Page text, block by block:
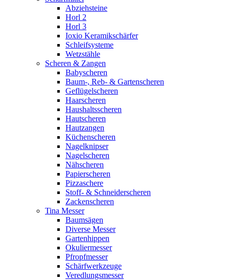
Abziehsteine
Horl 2
Horl 3
Ioxio Keramikschärfer
Schleifsysteme
Wetzstähle
Scheren & Zangen
Babyscheren
Baum-, Reb- & Gartenscheren
Geflügelscheren
Haarscheren
Haushaltsscheren
Hautscheren
Hautzangen
Küchenscheren
Nagelknipser
Nagelscheren
Nähscheren
Papierscheren
Pizzaschere
Stoff- & Schneiderscheren
Zackenscheren
Tina Messer
Baumsägen
Diverse Messer
Gartenhippen
Okuliermesser
Pfropfmesser
Schärfwerkzeuge
Veredlungsmesser